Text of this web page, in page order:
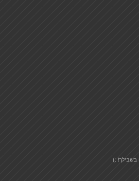
בשבילך! :)